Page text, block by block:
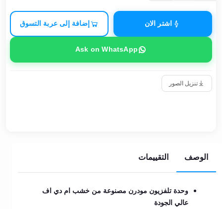
اشتر الان إضافة إلى عربة التسوق
Ask on WhatsApp
تنزيل الصور
الوصف التقييمات
وحدة تلفزيون مودرن مصنوعة من خشب ام دي اف
عالي الجودة